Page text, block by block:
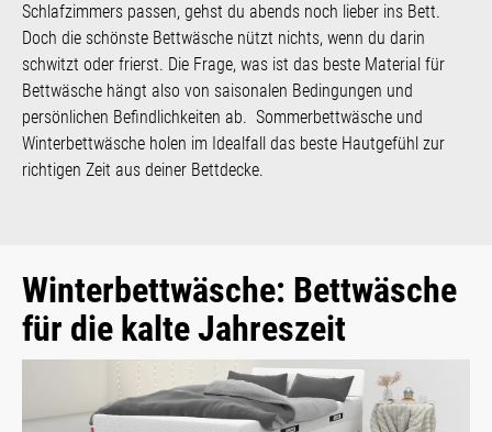
Schlafzimmers passen, gehst du abends noch lieber ins Bett.
Doch die schönste Bettwäsche nützt nichts, wenn du darin
schwitzt oder frierst. Die Frage, was ist das beste Material für
Bettwäsche hängt also von saisonalen Bedingungen und
persönlichen Befindlichkeiten ab. Sommerbettwäsche und
Winterbettwäsche holen im Idealfall das beste Hautgefühl zur
richtigen Zeit aus deiner Bettdecke.
Winterbettwäsche: Bettwäsche
für die kalte Jahreszeit